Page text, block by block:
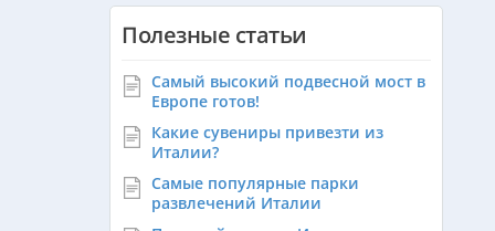
Полезные статьи
Самый высокий подвесной мост в
Европе готов!
Какие сувениры привезти из
Италии?
Самые популярные парки
развлечений Италии